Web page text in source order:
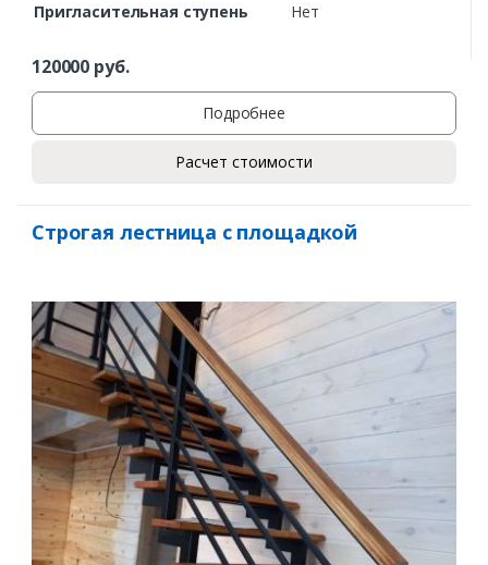
Пригласительная ступень
Нет
120000 руб.
Подробнее
Расчет стоимости
Строгая лестница с площадкой